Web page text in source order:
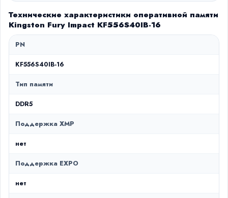
Технические характеристики оперативной памяти
Kingston Fury Impact KF556S40IB-16
PN
KF556S40IB-16
Тип памяти
DDR5
Поддержка XMP
нет
Поддержка EXPO
нет